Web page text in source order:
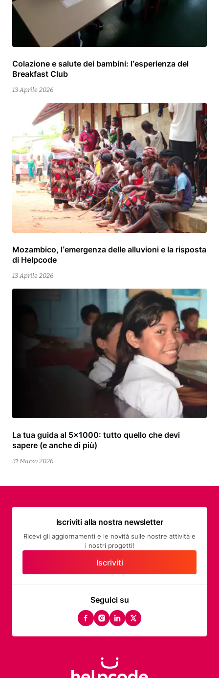
Colazione e salute dei bambini: l’esperienza del
Breakfast Club
13 Aprile 2026
13
Aprile
2026
Mozambico, l’emergenza delle alluvioni e la risposta
di Helpcode
13 Aprile 2026
15
Aprile
2026
La tua guida al 5×1000: tutto quello che devi
sapere (e anche di più)
31 Marzo 2026
13
Aprile
2026
Seguici su
facebook
instagram
linkedin
twitter
Iscriviti alla nostra newsletter
Ricevi gli aggiornamenti e le novità sulle nostre attività e
i nostri progetti!
Iscriviti